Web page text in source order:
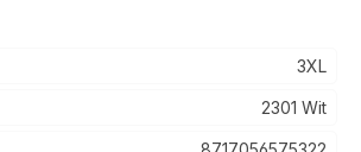
3XL
2301 Wit